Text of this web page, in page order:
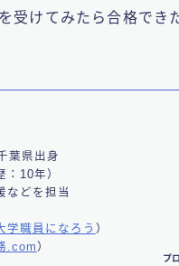
受けてみたら合格でき
葉県出身
10年）
などを担当
学職員になろう ）
.com ）
プ